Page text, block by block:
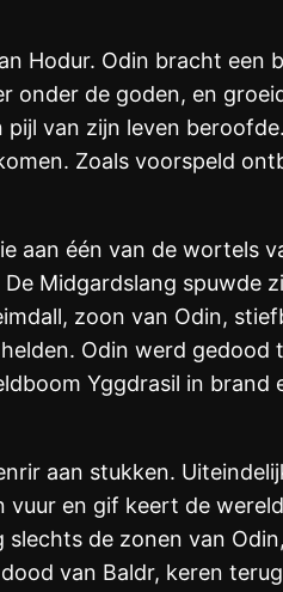
Hodur. Odin bracht een
onder de goden, en
van zijn leven
Zoals voorspeld
aan één van de wortels
Midgardslang spuwde
zoon van Odin,
Odin werd gedood
Yggdrasil in brand
aan stukken.
vuur en gif keert de
de zonen van
van Baldr, keren